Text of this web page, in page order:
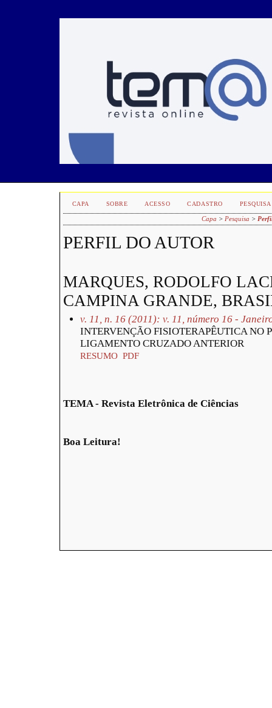
CAPA SOBRE ACESSO CADASTRO PESQUISA
Capa > Pesquisa >
PERFIL DO AUTOR
MARQUES, RODOLFO
CAMPINA GRANDE,
v. 11, n. 16 (2011): v. 11, número 16 -
INTERVENÇÃO FISIOTERAPÊUTICA NO
LIGAMENTO CRUZADO ANTERIOR
RESUMO PDF
TEMA - Revista Eletrônica de Ciências
Boa Leitura!